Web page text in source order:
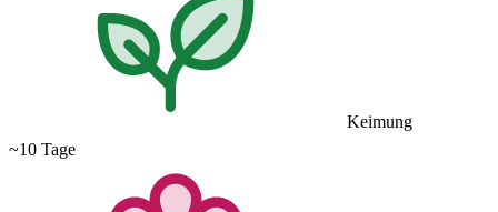
Keimung
~10 Tage